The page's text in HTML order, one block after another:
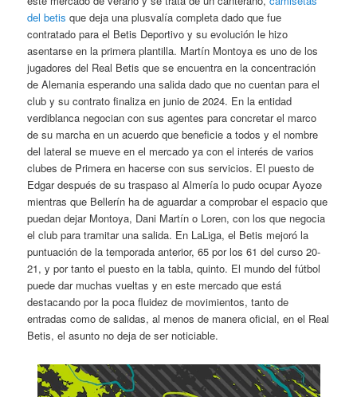
del betis que deja una plusvalía completa dado que fue
contratado para el Betis Deportivo y su evolución le hizo
asentarse en la primera plantilla. Martín Montoya es uno de los
jugadores del Real Betis que se encuentra en la concentración
de Alemania esperando una salida dado que no cuentan para el
club y su contrato finaliza en junio de 2024. En la entidad
verdiblanca negocian con sus agentes para concretar el marco
de su marcha en un acuerdo que beneficie a todos y el nombre
del lateral se mueve en el mercado ya con el interés de varios
clubes de Primera en hacerse con sus servicios. El puesto de
Edgar después de su traspaso al Almería lo pudo ocupar Ayoze
mientras que Bellerín ha de aguardar a comprobar el espacio que
puedan dejar Montoya, Dani Martín o Loren, con los que negocia
el club para tramitar una salida. En LaLiga, el Betis mejoró la
puntuación de la temporada anterior, 65 por los 61 del curso 20-
21, y por tanto el puesto en la tabla, quinto. El mundo del fútbol
puede dar muchas vueltas y en este mercado que está
destacando por la poca fluidez de movimientos, tanto de
entradas como de salidas, al menos de manera oficial, en el Real
Betis, el asunto no deja de ser noticiable.